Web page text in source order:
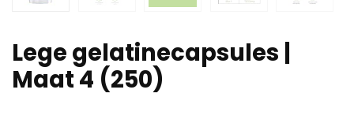
Lege gelatinecapsules |
Maat 4 (250)